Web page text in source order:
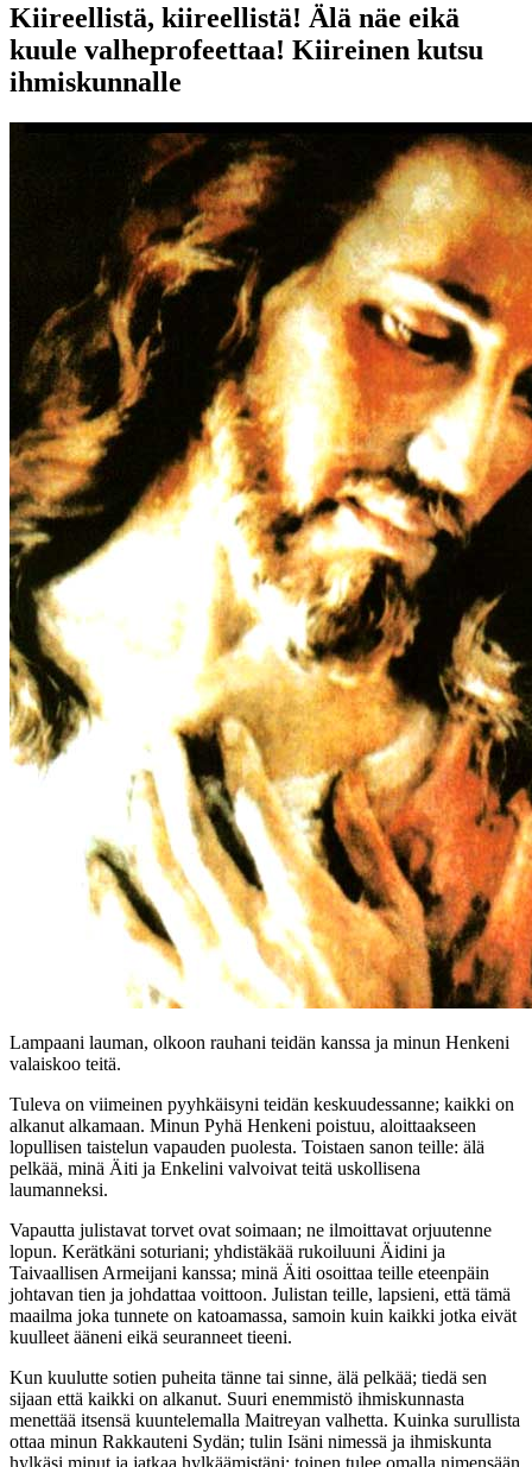
Kiireellistä, kiireellistä! Älä näe eikä
kuule valheprofeettaa! Kiireinen kutsu
ihmiskunnalle
Lampaani lauman, olkoon rauhani teidän kanssa ja minun Henkeni
valaiskoo teitä.
Tuleva on viimeinen pyyhkäisyni teidän keskuudessanne; kaikki on
alkanut alkamaan. Minun Pyhä Henkeni poistuu, aloittaakseen
lopullisen taistelun vapauden puolesta. Toistaen sanon teille: älä
pelkää, minä Äiti ja Enkelini valvoivat teitä uskollisena
laumanneksi.
Vapautta julistavat torvet ovat soimaan; ne ilmoittavat orjuutenne
lopun. Kerätkäni soturiani; yhdistäkää rukoiluuni Äidini ja
Taivaallisen Armeijani kanssa; minä Äiti osoittaa teille eteenpäin
johtavan tien ja johdattaa voittoon. Julistan teille, lapsieni, että tämä
maailma joka tunnete on katoamassa, samoin kuin kaikki jotka eivät
kuulleet ääneni eikä seuranneet tieeni.
Kun kuulutte sotien puheita tänne tai sinne, älä pelkää; tiedä sen
sijaan että kaikki on alkanut. Suuri enemmistö ihmiskunnasta
menettää itsensä kuuntelemalla Maitreyan valhetta. Kuinka surullista
ottaa minun Rakkauteni Sydän; tulin Isäni nimessä ja ihmiskunta
hylkäsi minut ja jatkaa hylkäämistäni; toinen tulee omalla nimensään